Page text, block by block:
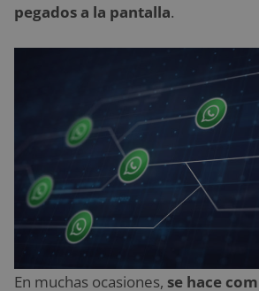
pegados a la pantalla.
En muchas ocasiones, se hace